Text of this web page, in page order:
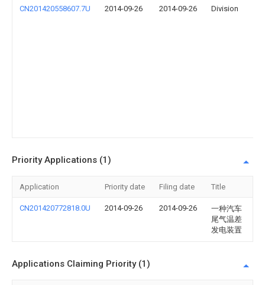
CN201420558607.7U 2014-09-26 2014-09-26 Division
Priority Applications (1)
Application Priority date Filing date Title
CN201420772818.0U 2014-09-26 2014-09-26
一种汽车
尾气温差
发电装置
Applications Claiming Priority (1)